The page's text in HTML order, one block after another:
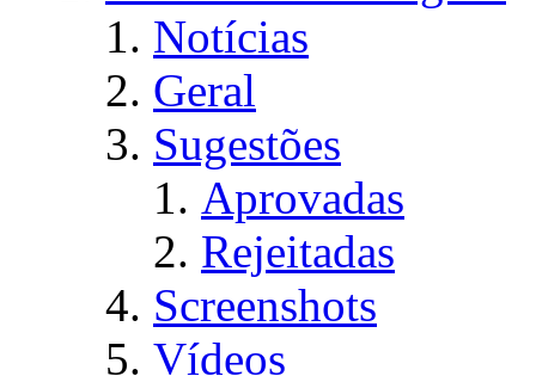
Notícias
Geral
Sugestões
Aprovadas
Rejeitadas
Screenshots
Vídeos